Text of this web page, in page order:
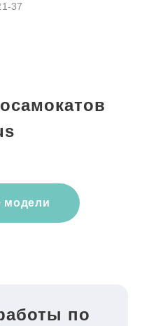
37
модели
по